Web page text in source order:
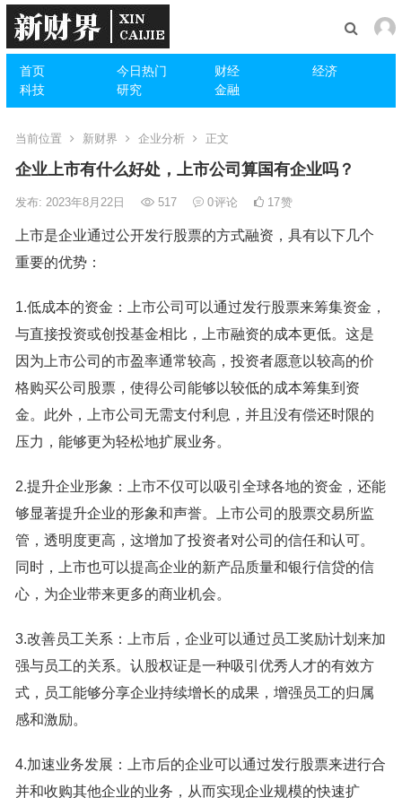
首页 今日热门 财经
经济
科技
研究 金融
当前位置 新财界 企业分析 正文
企业上市有什么好处，上市公司算国有企业吗？
发布: 2023年8月22日 517 0评论 17赞
上市是企业通过公开发行股票的方式融资，具有以下几个
重要的优势：
1.低成本的资金：上市公司可以通过发行股票来筹集资金，
与直接投资或创投基金相比，上市融资的成本更低。这是
因为上市公司的市盈率通常较高，投资者愿意以较高的价
格购买公司股票，使得公司能够以较低的成本筹集到资
金。此外，上市公司无需支付利息，并且没有偿还时限的
压力，能够更为轻松地扩展业务。
2.提升企业形象：上市不仅可以吸引全球各地的资金，还能
够显著提升企业的形象和声誉。上市公司的股票交易所监
管，透明度更高，这增加了投资者对公司的信任和认可。
同时，上市也可以提高企业的新产品质量和银行信贷的信
心，为企业带来更多的商业机会。
3.改善员工关系：上市后，企业可以通过员工奖励计划来加
强与员工的关系。认股权证是一种吸引优秀人才的有效方
式，员工能够分享企业持续增长的成果，增强员工的归属
感和激励。
4.加速业务发展：上市后的企业可以通过发行股票来进行合
并和收购其他企业的业务，从而实现企业规模的快速扩